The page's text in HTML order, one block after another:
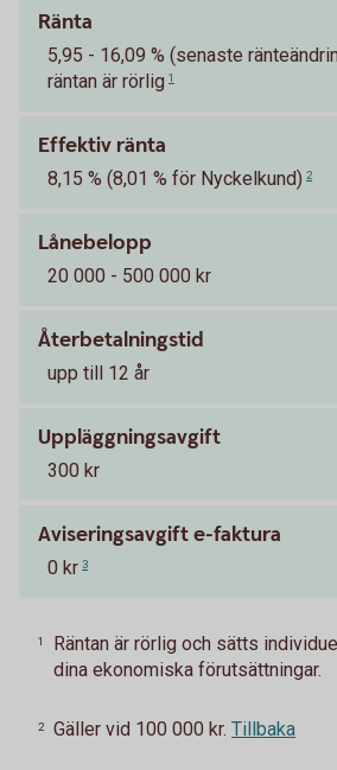
Ränta
5,95 - 16,09 % (senaste
räntan är rörlig 1
Effektiv ränta
8,15 % (8,01 % för Nyckelkund) 2
Lånebelopp
20 000 - 500 000 kr
Återbetalningstid
upp till 12 år
Uppläggningsavgift
300 kr
Aviseringsavgift e-faktura
0 kr 3
1
Räntan är rörlig och sätts
dina ekonomiska förutsättningar.
2 Gäller vid 100 000 kr. Tillbaka